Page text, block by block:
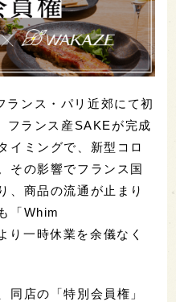
ンス・パリ近郊にて初
フランス産SAKEが完成
イミングで、新型コロ
その影響でフランス国
、商品の流通が止まり
「Whim
り一時休業を余儀なく
同店の「特別会員権」